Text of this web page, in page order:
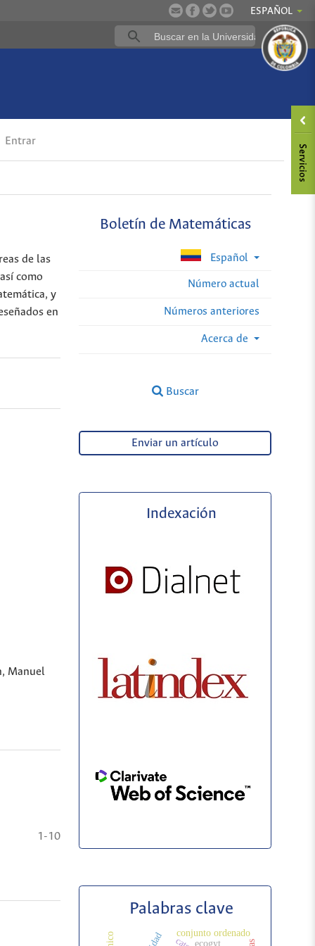
ESPAÑOL
Entrar
Boletín de Matemáticas
Español
Número actual
Números anteriores
Acerca de
Buscar
de las
como
y
en
Manuel
1-10
Enviar un artículo
Indexación
Palabras clave
conjunto ordenado
ecogyt